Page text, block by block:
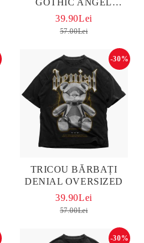
GOTHIC ANGEL
OVERSIZED
39.90Lei
57.00Lei
TRICOU BĂRBAȚI
DENIAL OVERSIZED
-30%
39.90Lei
57.00Lei
-30%